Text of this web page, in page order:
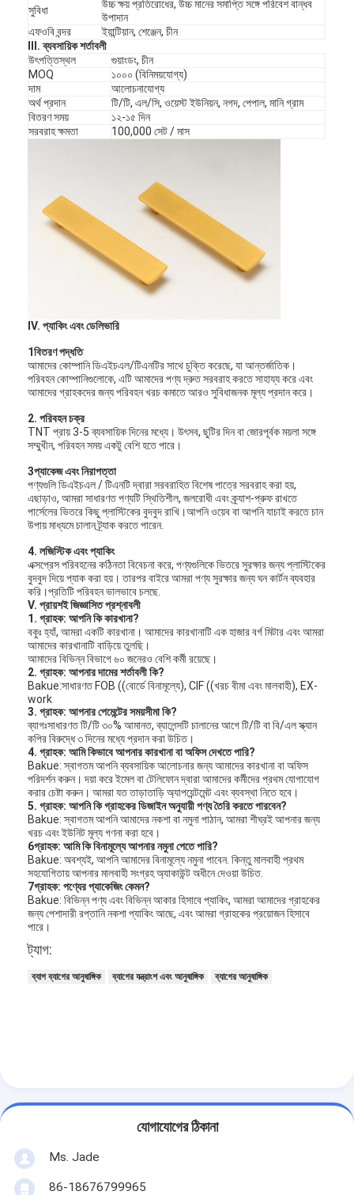
বাড়ি
পণ্য
ভিডিও
আমাদের সম্বন্ধে
কারখানা পরিদর্শন
গুণমান নিয়ন্ত্রণ
আমাদের সাথে যোগাযোগ
খবর
মামলা
শেড দরজার তালা
সুবিধা
উচ্চ ক্ষয় প্রতিরোধের, উচ্চ মানের সমাপ্তি সঙ্গে পরিবেশ বান্ধব
উপাদান
এফওবি বন্দর
ইয়ান্টিয়ান, শেঞ্জেন, চীন
III. ব্যবসায়িক শর্তাবলী
উৎপত্তিস্থল
গুয়াংডং, চীন
MOQ
১০০০ (বিনিময়যোগ্য)
দাম
আলোচনাযোগ্য
অর্থ প্রদান
টি/টি, এল/সি, ওয়েস্ট ইউনিয়ন, নগদ, পেপাল, মানি গ্রাম
বিতরণ সময়
১২-১৫ দিন
সরবরাহ ক্ষমতা
100,000 সেট / মাস
IV. প্যাকিং এবং ডেলিভারি
1বিতরণ পদ্ধতি
আমাদের কোম্পানি ডিএইচএল/টিএনটির সাথে চুক্তি করেছে, যা আন্তর্জাতিক।
পরিবহন কোম্পানিগুলোকে, এটি আমাদের পণ্য দ্রুত সরবরাহ করতে সাহায্য করে এবং
আমাদের গ্রাহকদের জন্য পরিবহন খরচ কমাতে আরও সুবিধাজনক মূল্য প্রদান করে।
2. পরিবহন চক্র
TNT প্রায় 3-5 ব্যবসায়িক দিনের মধ্যে। উৎসব, ছুটির দিন বা জোরপূর্বক ময়লা সঙ্গে
সম্মুখীন, পরিবহন সময় একটু বেশি হতে পারে।
3প্যাকেজ এবং নিরাপত্তা
পণ্যগুলি ডিএইচএল / টিএনটি দ্বারা সরবরাহিত বিশেষ পাত্রে সরবরাহ করা হয়,
এছাড়াও, আমরা সাধারণত পণ্যটি স্থিতিশীল, জলরোধী এবং ক্র্যাশ-প্রুফ রাখতে
পার্সেলের ভিতরে কিছু প্লাস্টিকের বুদবুদ রাখি।আপনি ওয়েব বা আপনি যাচাই করতে চান
উপায় মাধ্যমে চালান ট্র্যাক করতে পারেন.
4. লজিস্টিক এবং প্যাকিং
এক্সপ্রেস পরিবহনের কঠিনতা বিবেচনা করে, পণ্যগুলিকে ভিতরে সুরক্ষার জন্য প্লাস্টিকের
বুদবুদ দিয়ে প্যাক করা হয়। তারপর বাইরে আমরা পণ্য সুরক্ষার জন্য ঘন কার্টন ব্যবহার
করি।প্রতিটি পরিবহন ভালভাবে চলছে.
V. প্রায়শই জিজ্ঞাসিত প্রশ্নাবলী
1. গ্রাহক: আপনি কি কারখানা?
বকুঃ হ্যাঁ, আমরা একটি কারখানা। আমাদের কারখানাটি এক হাজার বর্গ মিটার এবং আমরা
আমাদের কারখানাটি বাড়িয়ে তুলছি।
আমাদের বিভিন্ন বিভাগে ৬০ জনেরও বেশি কর্মী রয়েছে।
2. গ্রাহক: আপনার দামের শর্তাবলী কি?
Bakue:সাধারণত FOB ((বোর্ডে বিনামূল্যে), CIF ((খরচ বীমা এবং মালবাহী), EX-
work
3. গ্রাহক: আপনার পেমেন্টের সময়সীমা কি?
ব্যাগঃসাধারণত টি/টি ৩০% আমানত, ব্যালেন্সটি চালানের আগে টি/টি বা বি/এল স্ক্যান
কপির বিরুদ্ধে ৩ দিনের মধ্যে প্রদান করা উচিত।
4. গ্রাহক: আমি কিভাবে আপনার কারখানা বা অফিস দেখতে পারি?
Bakue: স্বাগতম আপনি ব্যবসায়িক আলোচনার জন্য আমাদের কারখানা বা অফিস
পরিদর্শন করুন। দয়া করে ইমেল বা টেলিফোন দ্বারা আমাদের কর্মীদের প্রথম যোগাযোগ
করার চেষ্টা করুন। আমরা যত তাড়াতাড়ি অ্যাপয়েন্টমেন্ট এবং ব্যবস্থা নিতে হবে।
5. গ্রাহক: আপনি কি গ্রাহকের ডিজাইন অনুযায়ী পণ্য তৈরি করতে পারবেন?
Bakue: স্বাগতম আপনি আমাদের নকশা বা নমুনা পাঠান, আমরা শীঘ্রই আপনার জন্য
খরচ এবং ইউনিট মূল্য গণনা করা হবে।
6গ্রাহক: আমি কি বিনামূল্যে আপনার নমুনা পেতে পারি?
Bakue: অবশ্যই, আপনি আমাদের বিনামূল্যে নমুনা পাবেন. কিন্তু মালবাহী প্রথম
সহযোগিতায় আপনার মালবাহী সংগ্রহ অ্যাকাউন্ট অধীনে দেওয়া উচিত.
7গ্রাহক: পণ্যের প্যাকেজিং কেমন?
Bakue: বিভিন্ন পণ্য এবং বিভিন্ন আকার হিসাবে প্যাকিং, আমরা আমাদের গ্রাহকের
জন্য পেশাদারী রপ্তানি নকশা প্যাকিং আছে, এবং আমরা গ্রাহকের প্রয়োজন হিসাবে
পারে।
ট্যাগ:
ব্যাগ ব্যাগের আনুষাঙ্গিক ব্যাগের যন্ত্রাংশ এবং আনুষাঙ্গিক ব্যাগের আনুষাঙ্গিক
যোগাযোগের ঠিকানা
Ms. Jade
86-18676799965